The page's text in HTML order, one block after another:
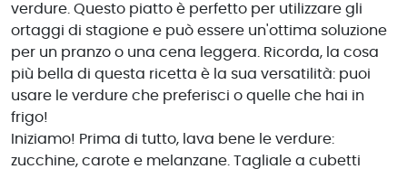
verdure. Questo piatto è perfetto per utilizzare gli
ortaggi di stagione e può essere un'ottima soluzione
per un pranzo o una cena leggera. Ricorda, la cosa
più bella di questa ricetta è la sua versatilità: puoi
usare le verdure che preferisci o quelle che hai in
frigo!
Iniziamo! Prima di tutto, lava bene le verdure:
zucchine, carote e melanzane. Tagliale a cubetti